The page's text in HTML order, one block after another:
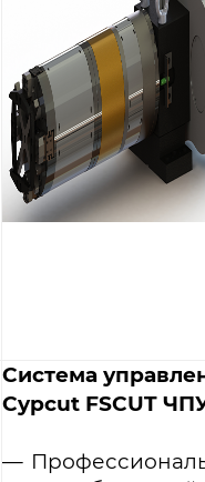
Система
Cypcut FSCUT